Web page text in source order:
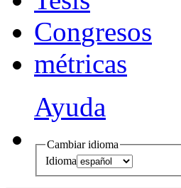
Congresos
métricas
Ayuda
Cambiar idioma
Idioma